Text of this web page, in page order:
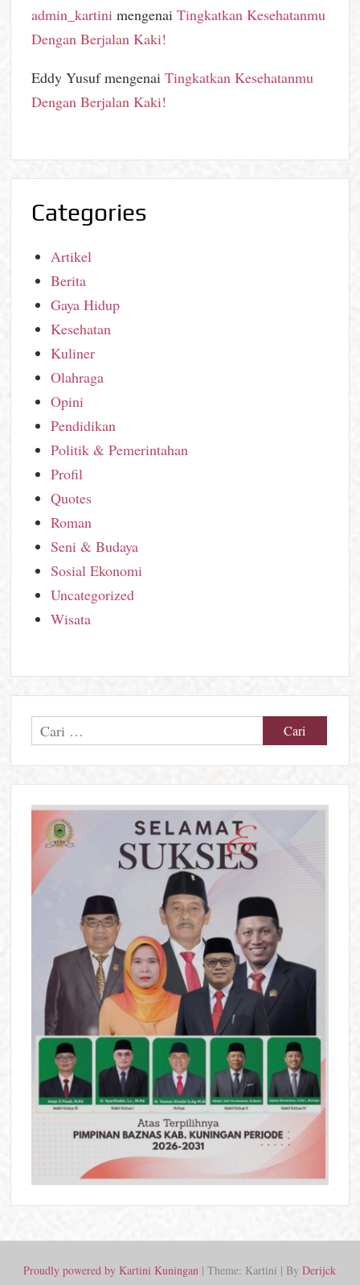
admin_kartini mengenaiTingkatkan Kesehatanmu
Dengan Berjalan Kaki!
Eddy YusufmengenaiTingkatkan Kesehatanmu
Dengan Berjalan Kaki!
Categories
Artikel
Berita
Gaya Hidup
Kesehatan
Kuliner
Olahraga
Opini
Pendidikan
Politik & Pemerintahan
Profil
Quotes
Roman
Seni & Budaya
Sosial Ekonomi
Uncategorized
Wisata
Cari
untuk:
Proudly powered by Kartini Kuningan |Theme: Kartini | ByDerijck